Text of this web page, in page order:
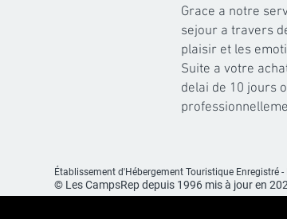
Grace a notre
sejour a travers
plaisir et les
Suite a votre
delai de 10 jours
Établissement d'Hébergement Touristique Enregistré -
© Les CampsRep depuis 1996 mis à jour en